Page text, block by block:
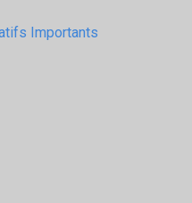
Importants